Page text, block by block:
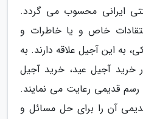
ایرانی محسوب می گردد.
خاص و یا خاطرات و
به این آجیل علاقه دارند. به
آجیل عید، خرید آجیل
قدیمی رعایت می نمایند.
آن را برای حل مسائل و